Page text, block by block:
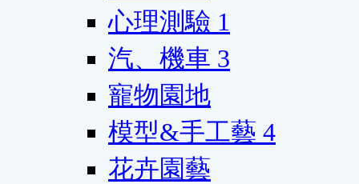
心理測驗 1
汽、機車 3
寵物園地
模型&手工藝 4
花卉園藝